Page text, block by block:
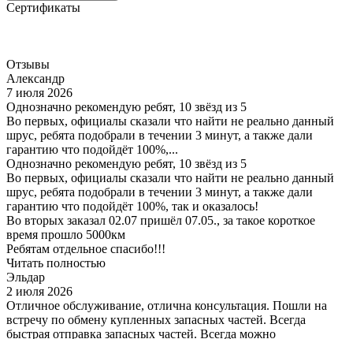
Сертификаты
Отзывы
Александр
7 июля 2026
Однозначно рекомендую ребят, 10 звёзд из 5
Во первых, официалы сказали что найти не реально данный
шрус, ребята подобрали в течении 3 минут, а также дали
гарантию что подойдёт 100%,...
Однозначно рекомендую ребят, 10 звёзд из 5
Во первых, официалы сказали что найти не реально данный
шрус, ребята подобрали в течении 3 минут, а также дали
гарантию что подойдёт 100%, так и оказалось!
Во вторых заказал 02.07 пришёл 07.05., за такое короткое
время прошло 5000км
Ребятам отдельное спасибо!!!
Читать полностью
Эльдар
2 июля 2026
Отличное обслуживание, отлична консультация. Пошли на
встречу по обмену купленных запасных частей. Всегда
быстрая отправка запасных частей. Всегда можно